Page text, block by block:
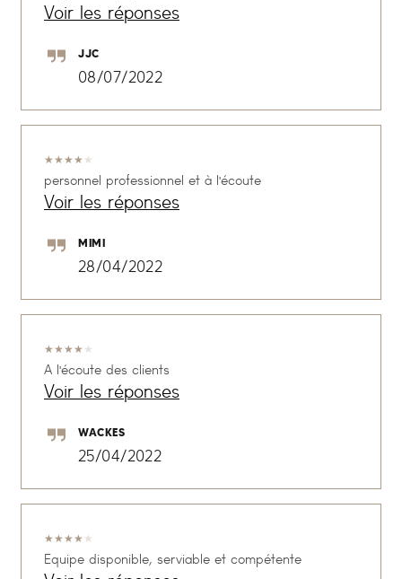
Voir les réponses
JJC
08/07/2022
★★★★★
personnel professionnel et à l'écoute
Voir les réponses
MIMI
28/04/2022
★★★★★
A l'écoute des clients
Voir les réponses
WACKES
25/04/2022
★★★★★
Equipe disponible, serviable et compétente